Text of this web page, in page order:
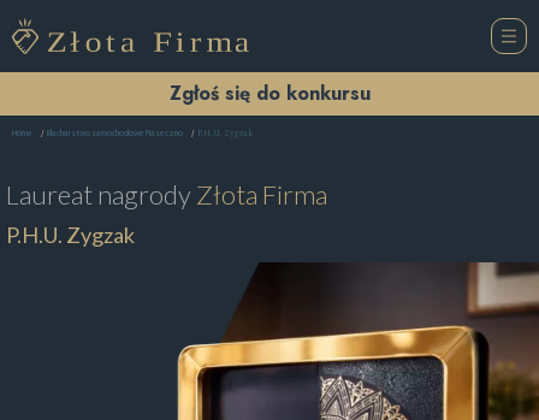
Zgłoś się do konkursu
Home Blacharstwo samochodowe Piaseczno P.H.U. Zygzak
Laureat nagrodyZłota Firma
P.H.U. Zygzak